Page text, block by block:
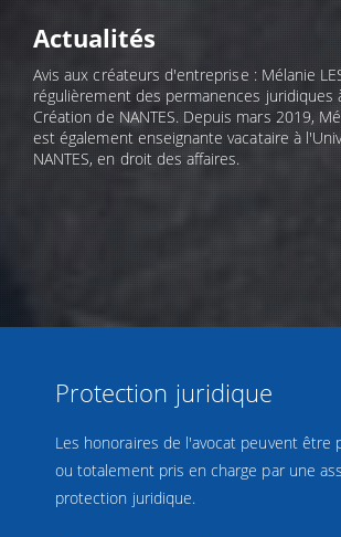
Actualités
Avis aux créateurs d'entreprise : Mélanie
régulièrement des permanences juridiques
Création de NANTES. Depuis mars 2019,
est également enseignante vacataire à
NANTES, en droit des affaires.
Protection juridique
Les honoraires de l'avocat peuvent être
ou totalement pris en charge par une
protection juridique.